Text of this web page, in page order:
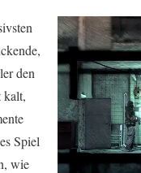
den
kalt,
Spiel
wie